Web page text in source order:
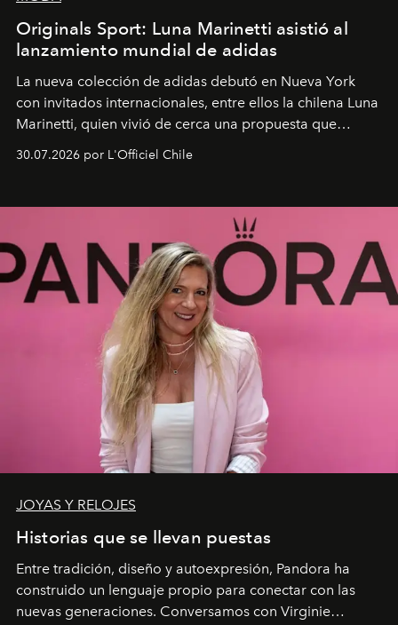
Originals Sport: Luna Marinetti asistió al
lanzamiento mundial de adidas
La nueva colección de adidas debutó en Nueva York
con invitados internacionales, entre ellos la chilena Luna
Marinetti, quien vivió de cerca una propuesta que
fusiona moda y rendimiento.
30.07.2026 por L'Officiel Chile
JOYAS Y RELOJES
Historias que se llevan puestas
Entre tradición, diseño y autoexpresión, Pandora ha
construido un lenguaje propio para conectar con las
nuevas generaciones. Conversamos con Virginie